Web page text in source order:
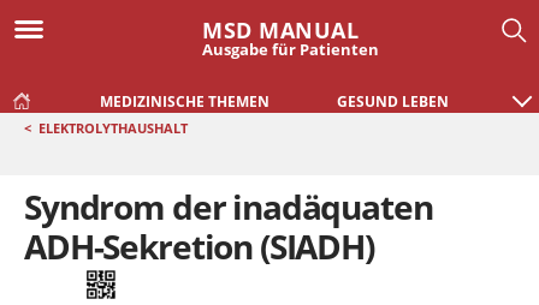
MSD MANUAL
Ausgabe für Patienten
MEDIZINISCHE THEMEN GESUND LEBEN
< ELEKTROLYTHAUSHALT
Syndrom der inadäquaten
ADH-Sekretion (SIADH)